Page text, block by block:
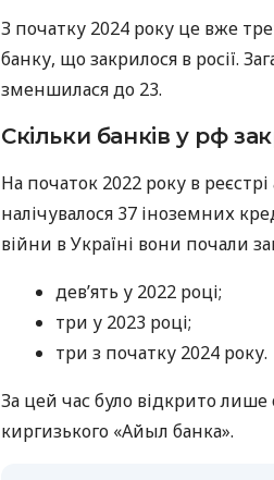
З початку 2024 року це вже
банку, що закрилося в росії.
зменшилася до 23.
Скільки банків у рф
На початок 2022 року в
налічувалося 37 іноземних
війни в Україні вони почали
дев’ять у 2022 році;
три у 2023 році;
три з початку 2024 року.
За цей час було відкрито
киргизького «Айыл банка».